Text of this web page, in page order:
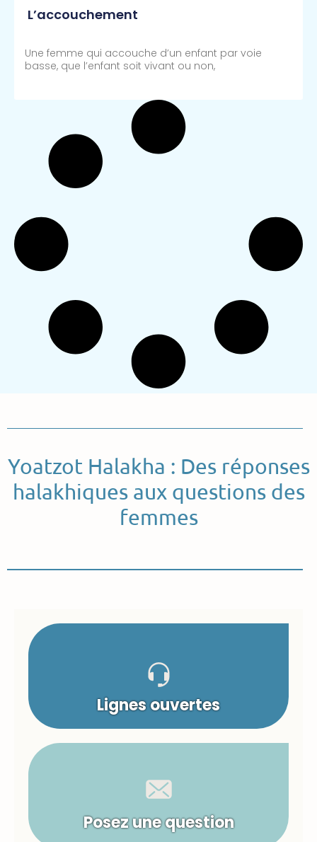
L’accouchement
Une femme qui accouche d’un enfant par voie
basse, que l’enfant soit vivant ou non,
Yoatzot Halakha : Des réponses
halakhiques aux questions des
femmes
Lignes ouvertes
Posez une question